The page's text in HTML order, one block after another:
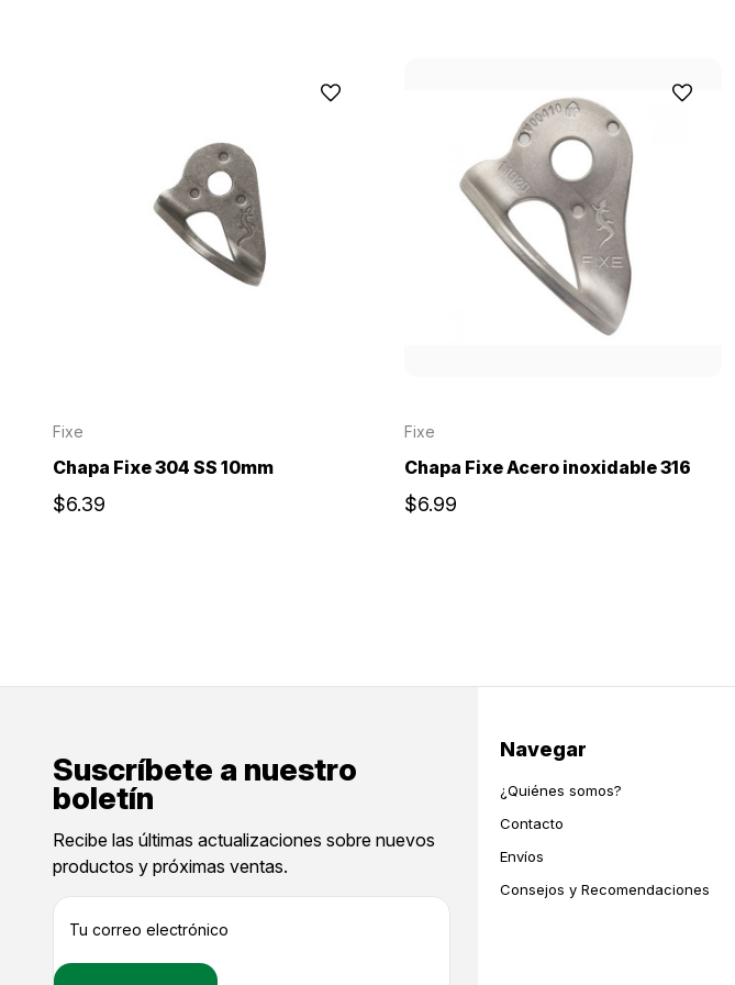
Fixe
Chapa Fixe 304 SS 10mm
$6.39
Fixe
Chapa Fixe Acero inoxidable 316
$6.99
Suscríbete a nuestro
boletín
Recibe las últimas actualizaciones sobre nuevos
productos y próximas ventas.
e
Navegar
¿Quiénes somos?
Contacto
Envíos
Consejos y Recomendaciones